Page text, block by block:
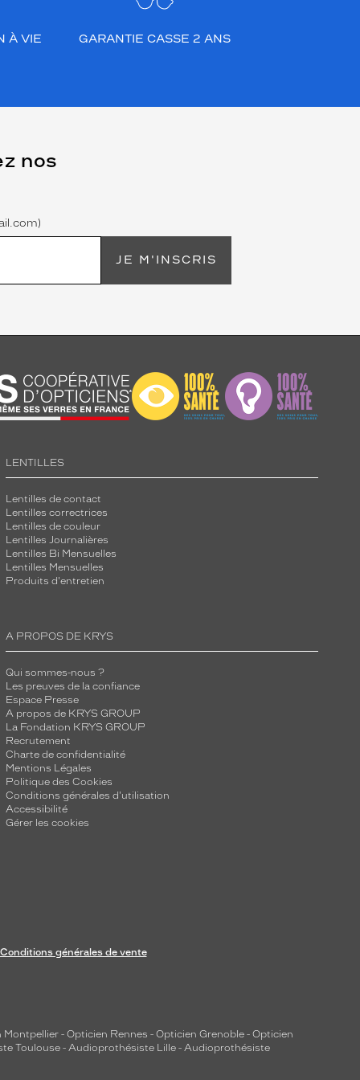
À VIE GARANTIE CASSE 2 ANS
nos
JE M'INSCRIS
LENTILLES
Lentilles de contact
Lentilles correctrices
Lentilles de couleur
Lentilles Journalières
Lentilles Bi Mensuelles
Lentilles Mensuelles
Produits d'entretien
A PROPOS DE KRYS
Qui sommes-nous ?
Les preuves de la confiance
Espace Presse
A propos de KRYS GROUP
La Fondation KRYS GROUP
Recrutement
Charte de confidentialité
Mentions Légales
Politique des Cookies
Conditions générales d'utilisation
Accessibilité
Gérer les cookies
Conditions générales de vente
Montpellier - Opticien Rennes - Opticien Grenoble - Opticien
Toulouse - Audioprothésiste Lille - Audioprothésiste